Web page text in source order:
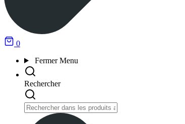
0
Fermer Menu
Rechercher